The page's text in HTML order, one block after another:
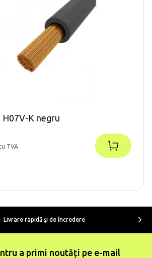
H07V-K negru
TVA
Livrare rapidă şi de încredere
a primi noutăți pe e-mail